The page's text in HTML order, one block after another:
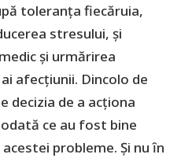
toleranța fiecăruia,
stresului, şi
și urmărirea
afecţiunii. Dincolo de
decizia de a acţiona
ce au fost bine
probleme. Și nu ȋn